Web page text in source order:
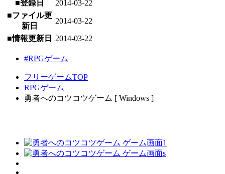
■登録日
2014-03-22
■ファイル更
新日
2014-03-22
■情報更新日 2014-03-22
#RPGゲーム
フリーゲームTOP
RPGゲーム
勇者へのコツコツゲーム [ Windows ]